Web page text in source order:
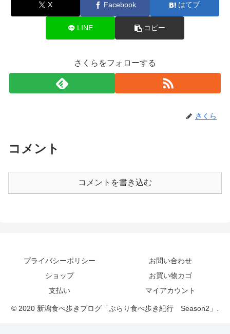
X Facebook はてブ
LINE コピー
さくらをフォローする
さくら
コメント
コメントを書き込む
プライバシーポリシー
お問い合わせ
ショップ
お買い物カゴ
支払い
マイアカウント
© 2020 新潟食べ歩きブログ「ぶらり食べ歩き紀行 Season2」.